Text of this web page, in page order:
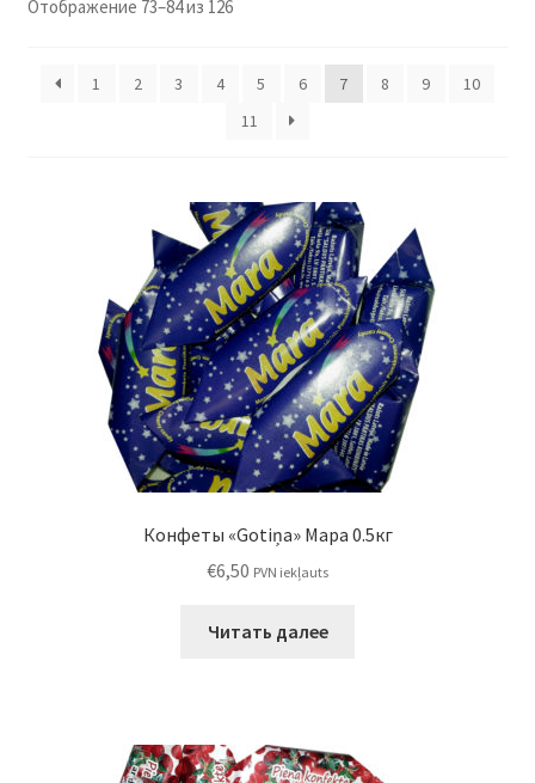
Konditoreja
Отображение 73–84 из 126
1 2 3 4 5 6 7 8 9
10
11
Конфеты «Gotiņa» Мара 0.5кг
€6,50 PVN iekļauts
Читать далее